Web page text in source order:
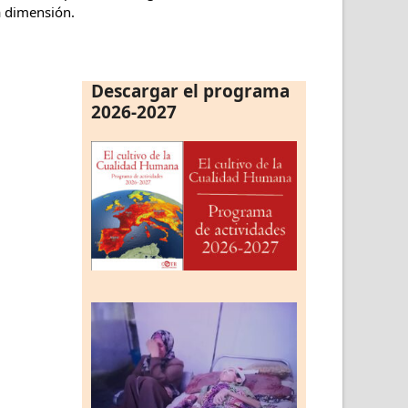
dimensión.
Descargar el programa
2026-2027